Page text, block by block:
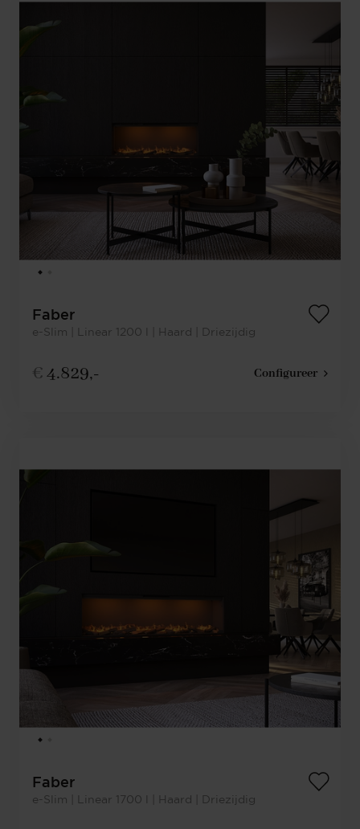
Faber
e-Slim | Linear 1200 l | Haard | Driezijdig
€4.829,- Configureer
Faber
e-Slim | Linear 1700 l | Haard | Driezijdig